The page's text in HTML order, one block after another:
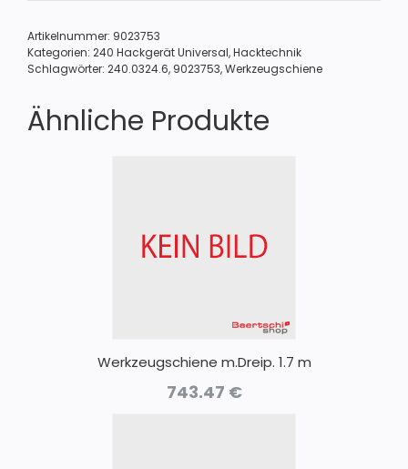
Artikelnummer: 9023753
Kategorien: 240 Hackgerät Universal,Hacktechnik
Schlagwörter: 240.0324.6, 9023753,Werkzeugschiene
Ähnliche Produkte
Werkzeugschiene m.Dreip. 1.7 m
743.47 €